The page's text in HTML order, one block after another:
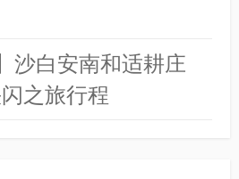
沙白安南和适耕庄
之旅行程